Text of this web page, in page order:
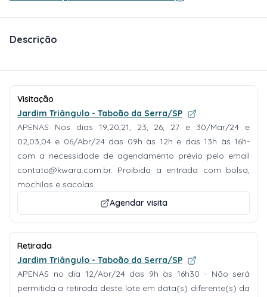
Descrição
Visitação
Jardim Triângulo - Taboão da Serra/SP
APENAS Nos dias 19,20,21, 23, 26, 27 e 30/Mar/24 e
02,03,04 e 06/Abr/24 das 09h às 12h e das 13h às 16h-
com a necessidade de agendamento prévio pelo email
contato@kwara.com.br. Proibida a entrada com bolsa,
mochilas e sacolas.
Agendar visita
Retirada
Jardim Triângulo - Taboão da Serra/SP
APENAS no dia 12/Abr/24 das 9h às 16h30 - Não será
permitida a retirada deste lote em data(s) diferente(s) da